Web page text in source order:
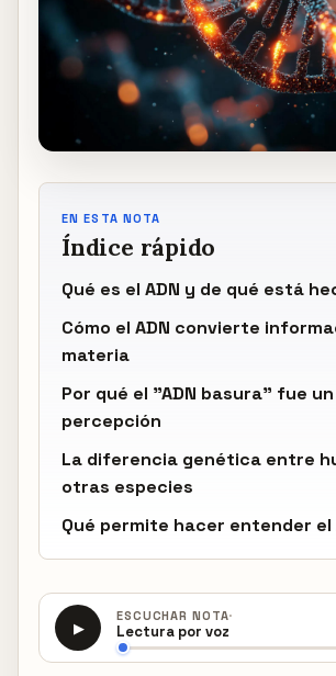
EN ESTA NOTA
Índice rápido
Qué es el ADN y de qué está
Cómo el ADN convierte
materia
Por qué el "ADN basura" fue
percepción
La diferencia genética entre
otras especies
Qué permite hacer entender el
▶
ESCUCHAR NOTA·
Lectura por voz